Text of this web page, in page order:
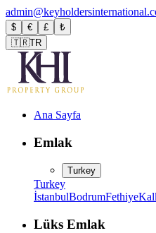
$ € £
₺
🇹🇷TR
Ana Sayfa
Emlak
Turkey
Turkey
İstanbulBodrumFethiye
Lüks Emlak